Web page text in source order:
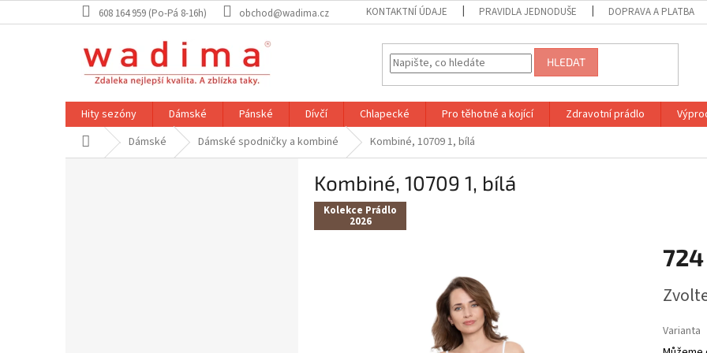
na
608 164 959 (Po-Pá 8-16h) obchod@wadima.cz KONTAKTNÍ ÚDAJE PRAVIDLA JEDNODUŠE DOPRAVA A PLATBA
HLEDAT
Hity sezóny Dámské Pánské Dívčí Chlapecké Pro těhotné a kojící Zdravotní prádlo
Domů Dámské Dámské spodničky a kombiné Kombiné, 10709 1, bílá
Kombiné, 10709 1, bílá
Kolekce Prádlo
2026
cena:
Varianta